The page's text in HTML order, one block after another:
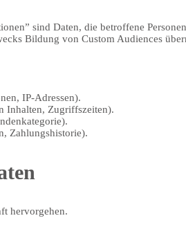
sind Daten, die betroffene
Bildung von Custom Audiences
IP-Adressen).
Inhalten, Zugriffszeiten).
Zahlungshistorie).
hervorgehen.